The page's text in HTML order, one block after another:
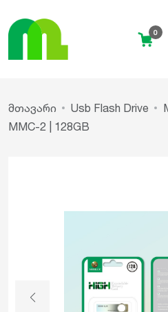
0
მთავარი Usb Flash Drive
MMC-2 | 128GB